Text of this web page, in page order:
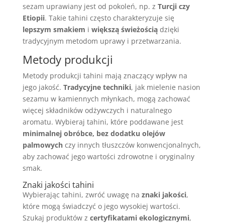
sezam uprawiany jest od pokoleń, np. z Turcji czy
Etiopii. Takie tahini często charakteryzuje się
lepszym smakiem i większą świeżościądzięki
tradycyjnym metodom uprawy i przetwarzania.
Metody produkcji
Metody produkcji tahini mają znaczący wpływ na
jego jakość. Tradycyjne techniki, jak mielenie nasion
sezamu w kamiennych młynkach, mogą zachować
więcej składników odżywczych i naturalnego
aromatu. Wybieraj tahini, które poddawane jest
minimalnej obróbce, bez dodatku olejów
palmowychczy innych tłuszczów konwencjonalnych,
aby zachować jego wartości zdrowotne i oryginalny
smak.
Znaki jakości tahini
Wybierając tahini, zwróć uwagę na znaki jakości,
które mogą świadczyć o jego wysokiej wartości.
Szukaj produktów z certyfikatami ekologicznymi,